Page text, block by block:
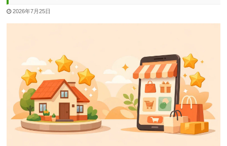
2026年7月25日